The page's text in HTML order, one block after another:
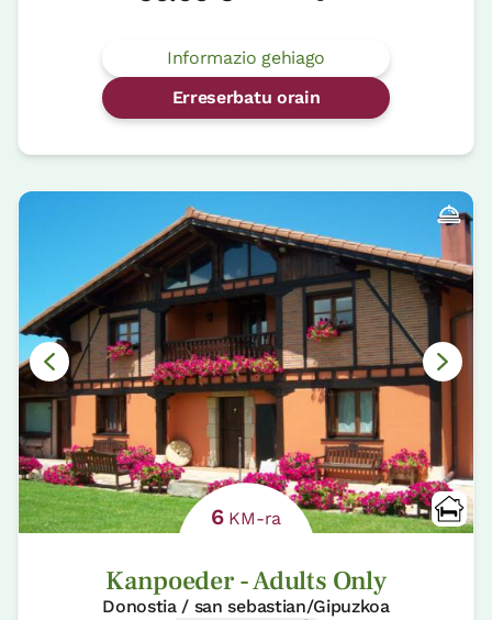
Informazio gehiago
Erreserbatu orain
6KM-ra
Kanpoeder - Adults Only
Donostia / san sebastian/Gipuzkoa